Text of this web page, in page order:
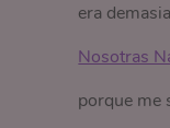
era
Nosotras
porque me